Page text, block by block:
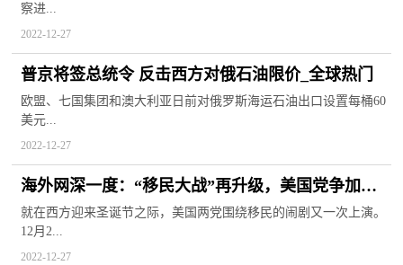
察进...
2022-12-27
普京将签总统令 反击西方对俄石油限价_全球热门
欧盟、七国集团和澳大利亚日前对俄罗斯海运石油出口设置每桶60
美元...
2022-12-27
海外网深一度：“移民大战”再升级，美国党争加剧_
当前要闻
就在西方迎来圣诞节之际，美国两党围绕移民的闹剧又一次上演。
12月2...
2022-12-27